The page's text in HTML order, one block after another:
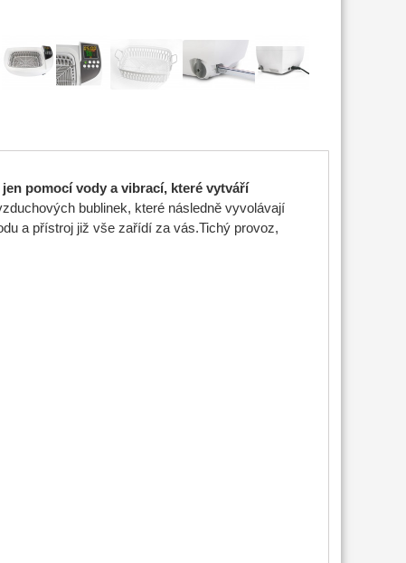
pomocí vody a vibrací, které vytváří
bublinek, které následně vyvolávají
a přístroj již vše zařídí za vás.Tichý provoz,